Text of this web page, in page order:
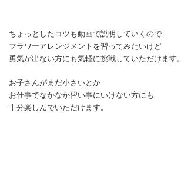
ちょっとしたコツも動画で説明していくので
フラワーアレンジメントを習ってみたいけど
勇気が出ない方にも気軽に挑戦していただけます。
お子さんがまだ小さいとか
お仕事でなかなか習い事にいけない方にも
十分楽しんでいただけます。